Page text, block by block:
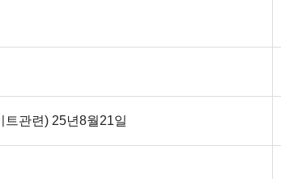
관련) 25년8월21일